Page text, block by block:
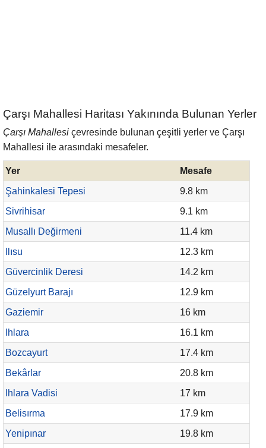
Çarşı Mahallesi Haritası Yakınında Bulunan Yerler
Çarşı Mahallesi çevresinde bulunan çeşitli yerler ve Çarşı
Mahallesi ile arasındaki mesafeler.
Yer
Mesafe
Şahinkalesi Tepesi
9.8 km
Sivrihisar
9.1 km
Musallı Değirmeni
11.4 km
Ilısu
12.3 km
Güvercinlik Deresi
14.2 km
Güzelyurt Barajı
12.9 km
Gaziemir
16 km
Ihlara
16.1 km
Bozcayurt
17.4 km
Bekârlar
20.8 km
Ihlara Vadisi
17 km
Belisırma
17.9 km
Yenipınar
19.8 km